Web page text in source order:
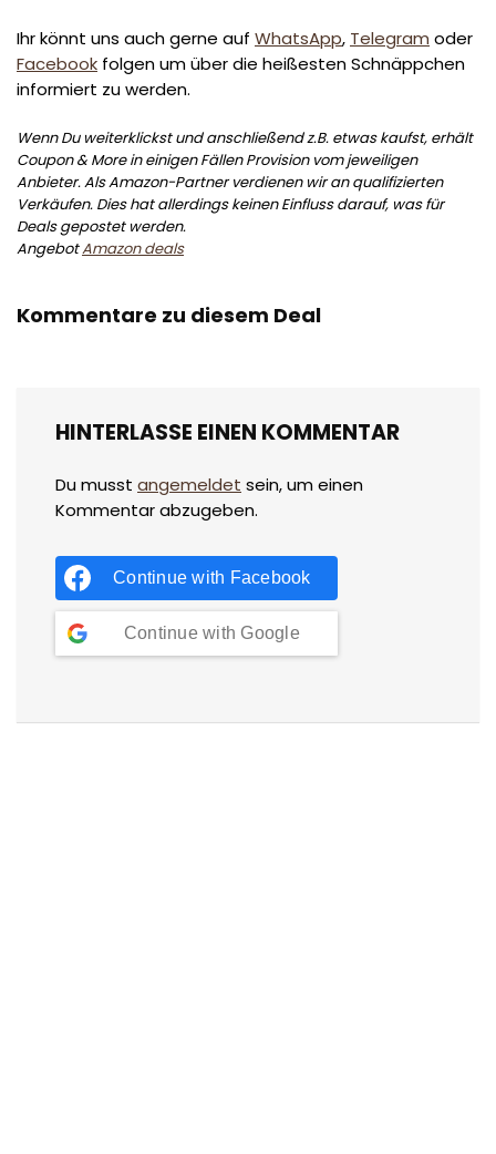
Ihr könnt uns auch gerne auf WhatsApp, Telegram oder
Facebook folgen um über die heißesten Schnäppchen
informiert zu werden.
Wenn Du weiterklickst und anschließend z.B. etwas kaufst, erhält
Coupon & More in einigen Fällen Provision vom jeweiligen
Anbieter. Als Amazon-Partner verdienen wir an qualifizierten
Verkäufen. Dies hat allerdings keinen Einfluss darauf, was für
Deals gepostet werden.
AngebotAmazon deals
Kommentare zu diesem Deal
HINTERLASSE EINEN KOMMENTAR
Du musst angemeldet sein, um einen
Kommentar abzugeben.
Continue with Facebook
Continue with Google